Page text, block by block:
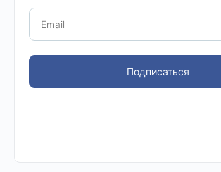
Подписаться